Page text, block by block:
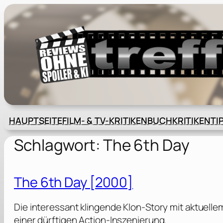
Zum
Inhalt
springen
HAUPTSEITEFILM- & TV-KRITIKENBUCHKRITIKEN
Schlagwort:The 6th Day
The 6th Day [2000]
Die interessant klingende Klon-Story mit
einer dürftigen Action-Inszenierung.